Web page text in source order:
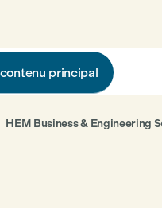
principal
HEM Business & Engineering